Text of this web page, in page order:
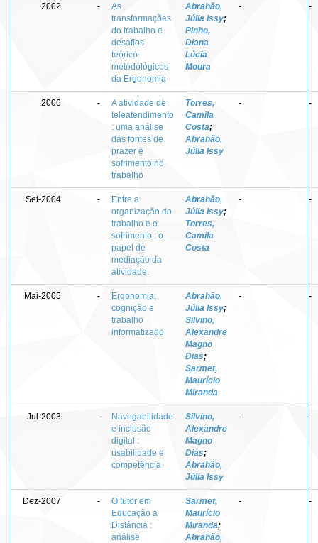
2002 -
As
transformações
do trabalho e
desafios
teórico-
metodológicos
da Ergonomia
Abrahão,
Júlia Issy;
Pinho,
Diana
Lúcia
Moura
- -
2006 -
A atividade de
teleatendimento
: uma análise
das fontes de
prazer e
sofrimento no
trabalho
Torres,
Camila
Costa;
Abrahão,
Júlia Issy
- -
Set-2004 -
Entre a
organização do
trabalho e o
sofrimento : o
papel de
mediação da
atividade.
Abrahão,
Júlia Issy;
Torres,
Camila
Costa
- -
Mai-2005 -
Ergonomia,
cognição e
trabalho
informatizado
Abrahão,
Júlia Issy;
Silvino,
Alexandre
Magno
Dias;
Sarmet,
Maurício
Miranda
- -
Jul-2003 -
Navegabilidade
e inclusão
digital :
usabilidade e
competência
Silvino,
Alexandre
Magno
Dias;
Abrahão,
Júlia Issy
- -
Dez-2007 -
O tutor em
Educação a
Distância :
análise
Sarmet,
Maurício
Miranda;
Abrahão,
- -